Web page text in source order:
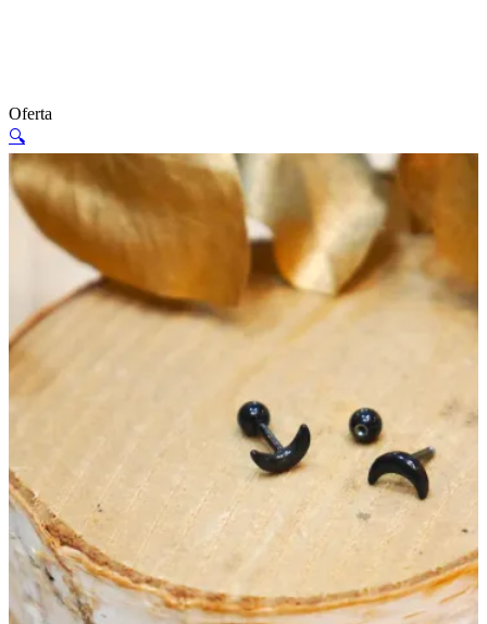
Oferta
🔍